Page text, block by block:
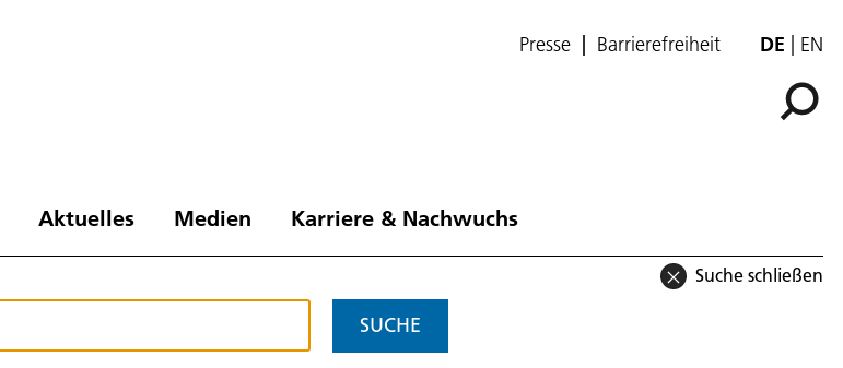
Presse Barrierefreiheit DE EN
Aktuelles Medien Karriere & Nachwuchs
Suche schließen
SUCHE